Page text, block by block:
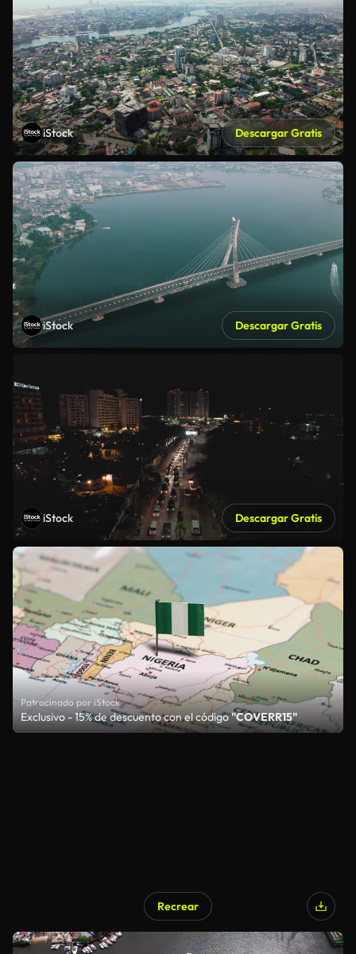
iStock Descargar Gratis
iStock Descargar Gratis
iStock Descargar Gratis
Patrocinado por iStock
Exclusivo - 15% de descuento con el código"COVERR15"
Recrear